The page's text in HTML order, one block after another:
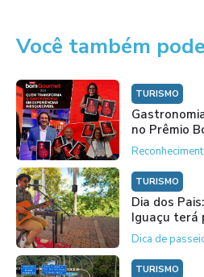
Você também
TURISMO
no Prêmio
TURISMO
Dia dos
Iguaçu terá
Dica de
TURISMO